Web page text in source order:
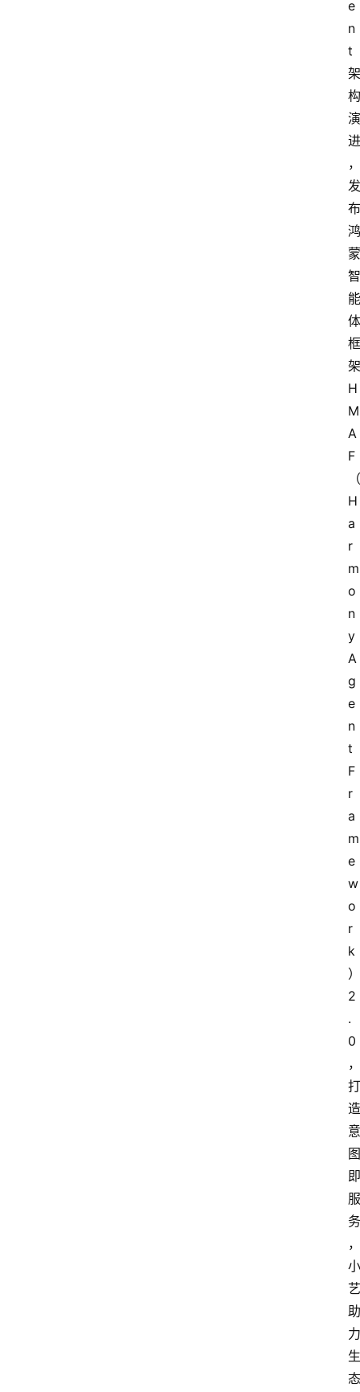
e
n
t
架
构
演
进
，
发
布
鸿
蒙
智
能
体
框
架
H
M
A
F
（
H
a
r
m
o
n
y
A
g
e
n
t
F
r
a
m
e
w
o
r
k
）
2
.
0
，
打
造
意
图
即
服
务
，
小
艺
助
力
生
态